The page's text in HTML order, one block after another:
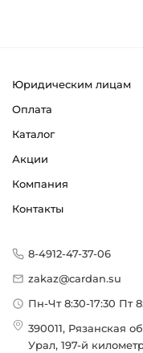
Юридическим лицам
Оплата
Каталог
Акции
Компания
Контакты
8-4912-47-37-06
zakaz@cardan.su
Пн-Чт 8:30-17:30 Пт
390011, Рязанская
Урал, 197-й